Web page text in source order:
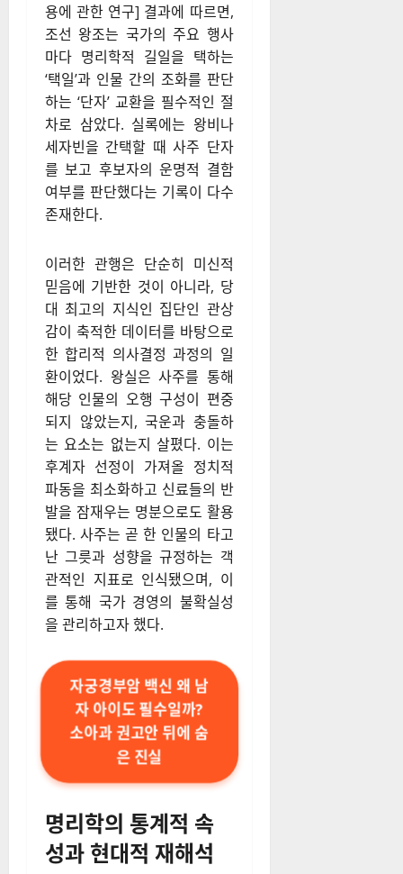
용에 관한 연구] 결과에 따르면,
조선 왕조는 국가의 주요 행사
마다 명리학적 길일을 택하는
‘택일’과 인물 간의 조화를 판단
하는 ‘단자’ 교환을 필수적인 절
차로 삼았다. 실록에는 왕비나
세자빈을 간택할 때 사주 단자
를 보고 후보자의 운명적 결함
여부를 판단했다는 기록이 다수
존재한다.
이러한 관행은 단순히 미신적
믿음에 기반한 것이 아니라, 당
대 최고의 지식인 집단인 관상
감이 축적한 데이터를 바탕으로
한 합리적 의사결정 과정의 일
환이었다. 왕실은 사주를 통해
해당 인물의 오행 구성이 편중
되지 않았는지, 국운과 충돌하
는 요소는 없는지 살폈다. 이는
후계자 선정이 가져올 정치적
파동을 최소화하고 신료들의 반
발을 잠재우는 명분으로도 활용
됐다. 사주는 곧 한 인물의 타고
난 그릇과 성향을 규정하는 객
관적인 지표로 인식됐으며, 이
를 통해 국가 경영의 불확실성
을 관리하고자 했다.
자궁경부암 백신 왜 남
자 아이도 필수일까?
소아과 권고안 뒤에 숨
은 진실
명리학의 통계적 속
성과 현대적 재해석